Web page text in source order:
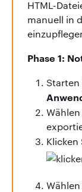
HTML-
manuell in
Phase 1:
Starten
Wählen
Klicken
Wählen